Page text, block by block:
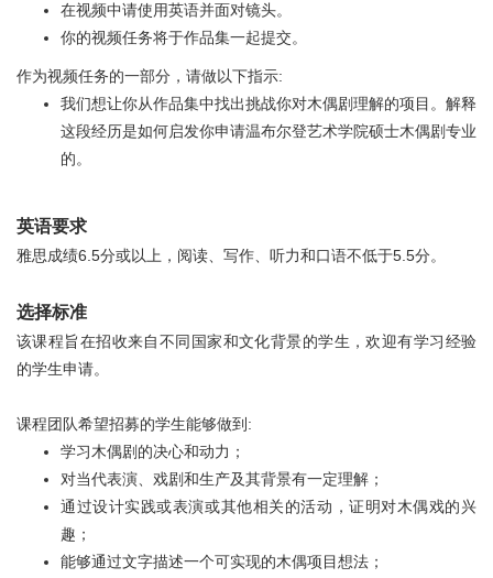
在视频中请使用英语并面对镜头。
你的视频任务将于作品集一起提交。
作为视频任务的一部分，请做以下指示:
我们想让你从作品集中找出挑战你对木偶剧理解的项目。解释
这段经历是如何启发你申请温布尔登艺术学院硕士木偶剧专业
的。
英语要求
雅思成绩6.5分或以上，阅读、写作、听力和口语不低于5.5分。
选择标准
该课程旨在招收来自不同国家和文化背景的学生，欢迎有学习经验
的学生申请。
课程团队希望招募的学生能够做到:
学习木偶剧的决心和动力；
对当代表演、戏剧和生产及其背景有一定理解；
通过设计实践或表演或其他相关的活动，证明对木偶戏的兴
趣；
能够通过文字描述一个可实现的木偶项目想法；